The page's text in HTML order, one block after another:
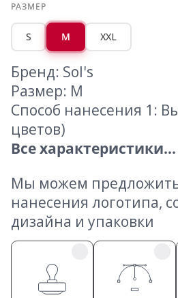
РАЗМЕР
S M XXL
Бренд: Sol's
Размер: M
Способ нанесения 1:
цветов)
Все характеристики...
Мы можем предложить
нанесения логотипа,
дизайна и упаковки